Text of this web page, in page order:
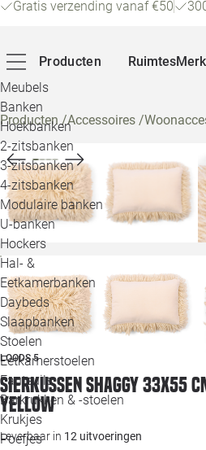
Gratis verzending vanaf €50
Producten
Meubels
Banken
Hoekbanken
2-zitsbanken
3-zitsbanken
4-zitsbanken
Modulaire banken
U-banken
Hockers
Hal- &
Eetkamerbanken
Daybeds
Slaapbanken
Stoelen
Eetkamerstoelen
Fauteuils
Barkrukken & -stoelen
Krukjes
Poefjes
Ruimtes
Producten/Accessoires /
LOODS 5
Sierkussen Shaggy 33x55
yellow
Leverbaar in 12 uitvoeringen